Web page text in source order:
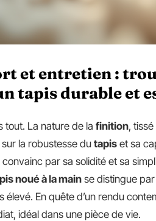
et entretien :
tapis durable et
tout. La nature de la finition,
la robustesse du tapis et sa
convainc par sa solidité et sa
noué à la mainse distingue
élevé. En quête d’un rendu
idéal dans une pièce de vie.